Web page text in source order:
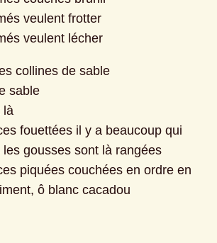
veulent frotter
veulent lécher
collines de sable
sable
là
fouettées il y a beaucoup qui
gousses sont là rangées
piquées couchées en ordre en
ô blanc cacadou